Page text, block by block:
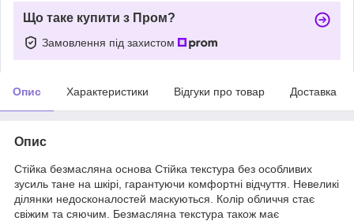
Що таке купити з Пром?
Замовлення під захистом
Опис Характеристики Відгуки про товар Доставка
Опис
Стійка безмасляна основа Стійка текстура без особливих
зусиль тане на шкірі, гарантуючи комфортні відчуття. Невеликі
ділянки недосконалостей маскуються. Колір обличчя стає
свіжим та сяючим. Безмасляна текстура також має